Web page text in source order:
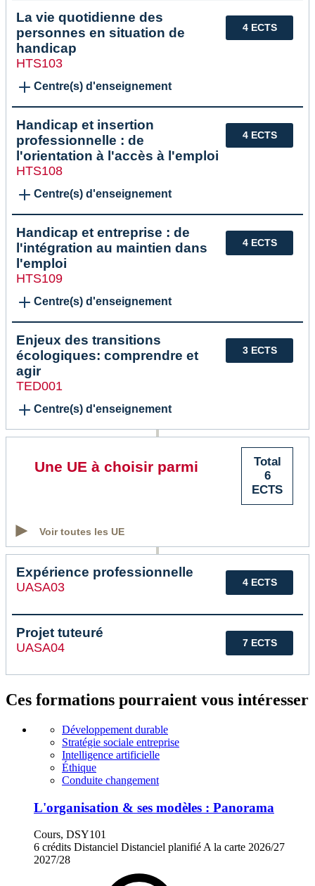
4 ECTS
La vie quotidienne des
personnes en situation de
handicap
HTS103
Centre(s) d'enseignement
4 ECTS
Handicap et insertion
professionnelle : de
l'orientation à l'accès à l'emploi
HTS108
Centre(s) d'enseignement
4 ECTS
Handicap et entreprise : de
l'intégration au maintien dans
l'emploi
HTS109
Centre(s) d'enseignement
3 ECTS
Enjeux des transitions
écologiques: comprendre et
agir
TED001
Centre(s) d'enseignement
Total
6
ECTS
Une UE à choisir parmi
Voir toutes les UE
4 ECTS
Expérience professionnelle
UASA03
7 ECTS
Projet tuteuré
UASA04
Ces formations pourraient vous intéresser
Développement durable
Stratégie sociale entreprise
Intelligence artificielle
Éthique
Conduite changement
L'organisation & ses modèles : Panorama
Cours, DSY101
6 crédits Distanciel Distanciel planifiéA la carte 2026/27
2027/28